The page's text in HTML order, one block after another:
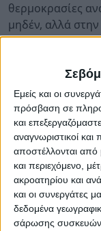
Εμείς και οι
πρόσβαση σε
και
αναγνωριστικοί
αποστέλλονται από
και περιεχόμενο,
ακροατηρίου και
και οι συνεργάτες
δεδομένα
σάρωσης συσκευών.
θερμοκρασίες
μηδέν, αλλά
πέσει πολύ
υποχωρήσει
μάζες από τη
αυτός μπορεί
Υπογραμμίζει
ακόμα νωρίς για
Ισχυρή
Δύο
κακοκαιρία από